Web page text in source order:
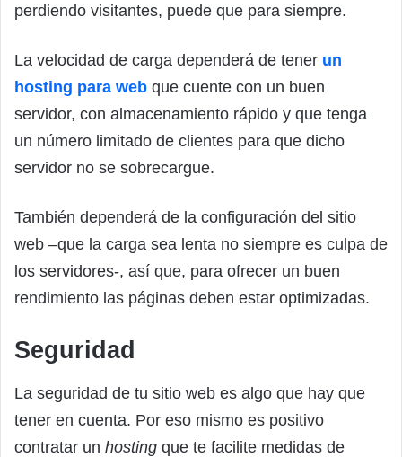
perdiendo visitantes, puede que para siempre.
La velocidad de carga dependerá de tener un
hosting para web que cuente con un buen
servidor, con almacenamiento rápido y que tenga
un número limitado de clientes para que dicho
servidor no se sobrecargue.
También dependerá de la configuración del sitio
web –que la carga sea lenta no siempre es culpa de
los servidores-, así que, para ofrecer un buen
rendimiento las páginas deben estar optimizadas.
Seguridad
La seguridad de tu sitio web es algo que hay que
tener en cuenta. Por eso mismo es positivo
contratar un hosting que te facilite medidas de